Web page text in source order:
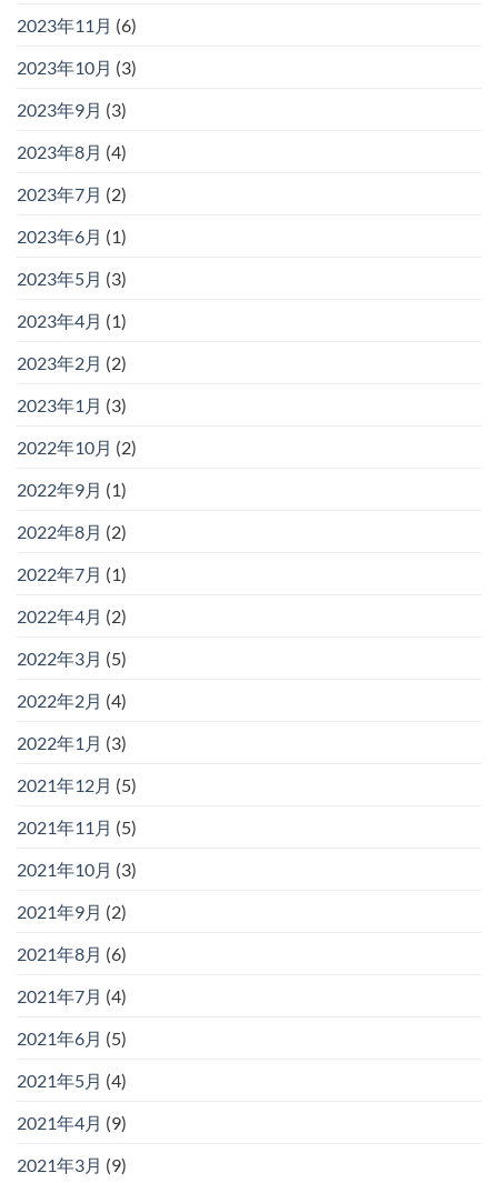
2023年11月 (6)
2023年10月 (3)
2023年9月 (3)
2023年8月 (4)
2023年7月 (2)
2023年6月 (1)
2023年5月 (3)
2023年4月 (1)
2023年2月 (2)
2023年1月 (3)
2022年10月 (2)
2022年9月 (1)
2022年8月 (2)
2022年7月 (1)
2022年4月 (2)
2022年3月 (5)
2022年2月 (4)
2022年1月 (3)
2021年12月 (5)
2021年11月 (5)
2021年10月 (3)
2021年9月 (2)
2021年8月 (6)
2021年7月 (4)
2021年6月 (5)
2021年5月 (4)
2021年4月 (9)
2021年3月 (9)